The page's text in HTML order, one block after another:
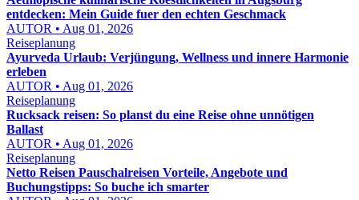
entdecken: Mein Guide fuer den echten Geschmack
AUTOR • Aug 01, 2026
Reiseplanung
Ayurveda Urlaub: Verjüngung, Wellness und innere Harmonie
erleben
AUTOR • Aug 01, 2026
Reiseplanung
Rucksack reisen: So planst du eine Reise ohne unnötigen
Ballast
AUTOR • Aug 01, 2026
Reiseplanung
Netto Reisen Pauschalreisen Vorteile, Angebote und
Buchungstipps: So buche ich smarter